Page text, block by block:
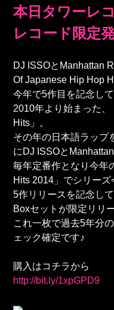
本日タワーレ
レコード限定
DJ ISSOとManhattan
Of Japanese Hip Hop
今年で5作目を記念し
2010年より始まった
Hits」。
その年の日本語ラップ
にDJ ISSOと
毎年定番作となり今年
Hits 2014」でシリーズ
5作リリースを記念し
Boxセットが限定リリ
これ一枚で過去5年分
ェック確定です♪
購入はコチラから
http://bit.ly/1xpGPD9